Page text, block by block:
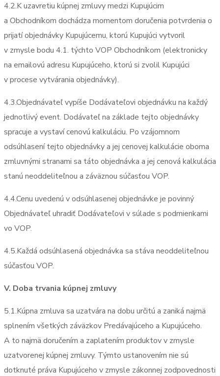
4.2.K uzavretiu kúpnej zmluvy medzi Kupujúcim
a Obchodníkom dochádza momentom doručenia potvrdenia o
prijatí objednávky Kupujúcemu, ktorú Kupujúci vytvoril
v zmysle bodu 4.1. týchto VOP Obchodníkom (elektronicky
na emailovú adresu Kupujúceho, ktorú si zvolil Kupujúci
v procese vytvárania objednávky).
4.3.Objednávateľ vypíše Dodávateľovi objednávku na každý
jednotlivý event. Dodávateľ na základe tejto objednávky
spracuje a vystaví cenovú kalkuláciu. Po vzájomnom
odsúhlasení tejto objednávky a jej cenovej kalkulácie oboma
zmluvnými stranami sa táto objednávka a jej cenová kalkulácia
stanú neoddeliteľnou a záväznou súčasťou VOP.
4.4.Cenu uvedenú v odsúhlasenej objednávke je povinný
Objednávateľ uhradiť Dodávateľovi v súlade s podmienkami
vo VOP.
4.5.Každá odsúhlasená objednávka sa stáva neoddeliteľnou
súčasťou VOP.
V. Doba trvania kúpnej zmluvy
5.1.Kúpna zmluva sa uzatvára na dobu určitú a zaniká najmä
splnením všetkých záväzkov Predávajúceho a Kupujúceho.
A to najmä doručením a zaplatením produktov v zmysle
uzatvorenej kúpnej zmluvy. Týmto ustanovením nie sú
dotknuté práva Kupujúceho v zmysle zákonnej zodpovednosti